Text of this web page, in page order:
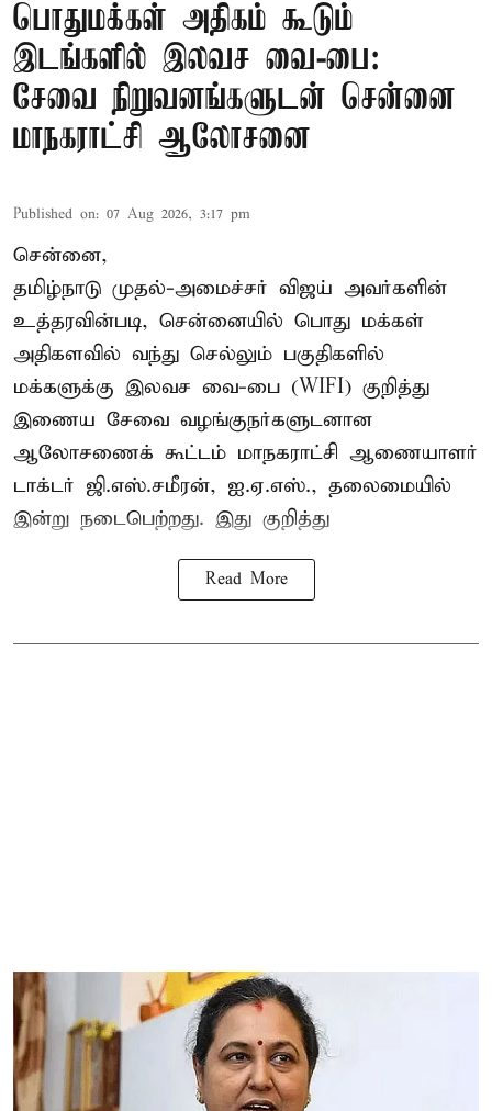
பொதுமக்கள் அதிகம் கூடும்
இடங்களில் இலவச வை-பை:
சேவை நிறுவனங்களுடன் சென்னை
மாநகராட்சி ஆலோசனை
Published on: 07 Aug 2026, 3:17 pm
சென்னை,
தமிழ்நாடு முதல்-அமைச்சர் விஜய் அவர்களின்
உத்தரவின்படி, சென்னையில் பொது மக்கள்
அதிகளவில் வந்து செல்லும் பகுதிகளில்
மக்களுக்கு இலவச வை-பை (WIFI) குறித்து
இணைய சேவை வழங்குநர்களுடனான
ஆலோசணைக் கூட்டம் மாநகராட்சி ஆணையாளர்
டாக்டர் ஜி.எஸ்.சமீரன், ஐ.ஏ.எஸ்., தலைமையில்
இன்று நடைபெற்றது. இது குறித்து
Read More